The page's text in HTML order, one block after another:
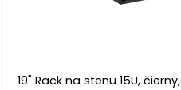
19" Rack na stenu 15U, čierny,